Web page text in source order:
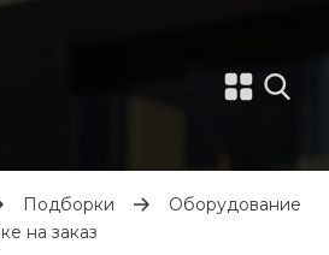
Подборки
Оборудование
на заказ